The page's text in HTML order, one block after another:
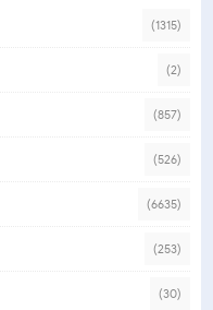
(1315)
(2)
(857)
(526)
(6635)
(253)
(30)